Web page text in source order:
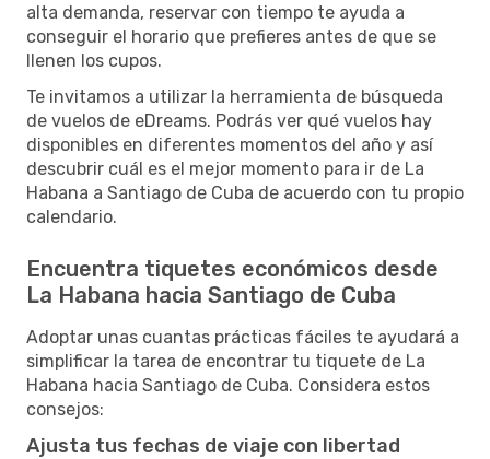
alta demanda, reservar con tiempo te ayuda a
conseguir el horario que prefieres antes de que se
llenen los cupos.
Te invitamos a utilizar la herramienta de búsqueda
de vuelos de eDreams. Podrás ver qué vuelos hay
disponibles en diferentes momentos del año y así
descubrir cuál es el mejor momento para ir de La
Habana a Santiago de Cuba de acuerdo con tu propio
calendario.
Encuentra tiquetes económicos desde
La Habana hacia Santiago de Cuba
Adoptar unas cuantas prácticas fáciles te ayudará a
simplificar la tarea de encontrar tu tiquete de La
Habana hacia Santiago de Cuba. Considera estos
consejos:
Ajusta tus fechas de viaje con libertad